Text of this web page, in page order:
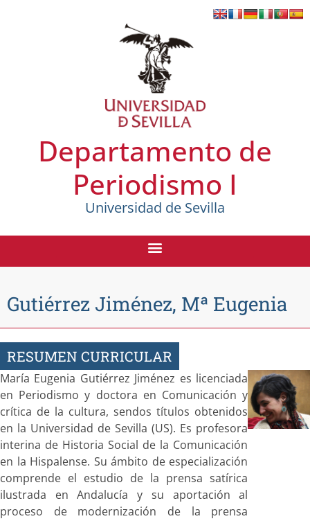
Departamento de
Periodismo I
Universidad de Sevilla
Gutiérrez Jiménez, Mª Eugenia
RESUMEN CURRICULAR
María Eugenia Gutiérrez Jiménez es licenciada
en Periodismo y doctora en Comunicación y
crítica de la cultura, sendos títulos obtenidos
en la Universidad de Sevilla (US). Es profesora
interina de Historia Social de la Comunicación
en la Hispalense. Su ámbito de especialización
comprende el estudio de la prensa satírica
ilustrada en Andalucía y su aportación al
proceso de modernización de la prensa